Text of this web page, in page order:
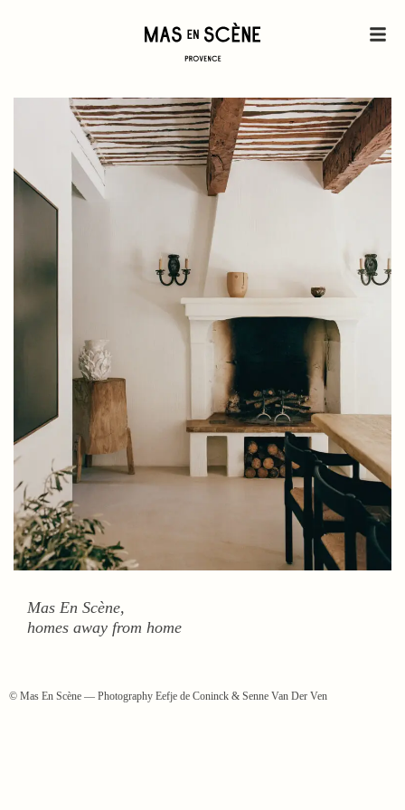
Mas En Scène,
homes away from home
© Mas En Scène — Photography Eefje de Coninck & Senne Van Der Ven